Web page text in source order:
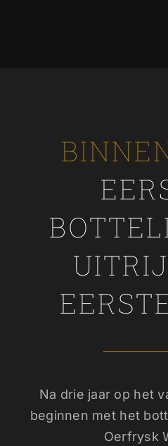
Na drie jaar op het
beginnen met het
Oerfrysk